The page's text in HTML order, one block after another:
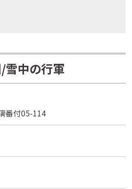
雪中の行軍
番付05-114